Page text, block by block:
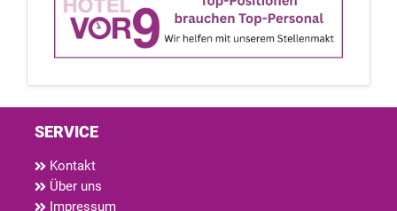
SERVICE
Kontakt
Über uns
Impressum